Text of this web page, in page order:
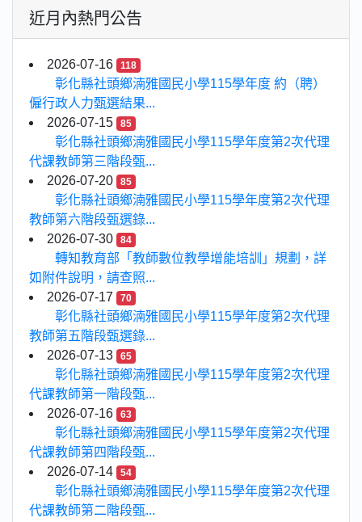
近月內熱門公告
2026-07-16 118
彰化縣社頭鄉湳雅國民小學115學年度 約（聘）
僱行政人力甄選結果...
2026-07-15
85
彰化縣社頭鄉湳雅國民小學115學年度第2次代理
代課教師第三階段甄...
2026-07-20
85
彰化縣社頭鄉湳雅國民小學115學年度第2次代理
教師第六階段甄選錄...
2026-07-30
84
轉知教育部「教師數位教學增能培訓」規劃，詳
如附件說明，請查照...
2026-07-17
70
彰化縣社頭鄉湳雅國民小學115學年度第2次代理
教師第五階段甄選錄...
2026-07-13
65
彰化縣社頭鄉湳雅國民小學115學年度第2次代理
代課教師第一階段甄...
2026-07-16
63
彰化縣社頭鄉湳雅國民小學115學年度第2次代理
代課教師第四階段甄...
2026-07-14
54
彰化縣社頭鄉湳雅國民小學115學年度第2次代理
代課教師第二階段甄...